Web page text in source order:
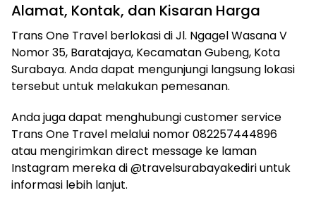
Alamat, Kontak, dan Kisaran Harga
Trans One Travel berlokasi di Jl. Ngagel Wasana V
Nomor 35, Baratajaya, Kecamatan Gubeng, Kota
Surabaya. Anda dapat mengunjungi langsung lokasi
tersebut untuk melakukan pemesanan.
Anda juga dapat menghubungi customer service
Trans One Travel melalui nomor 082257444896
atau mengirimkan direct message ke laman
Instagram mereka di @travelsurabayakediri untuk
informasi lebih lanjut.